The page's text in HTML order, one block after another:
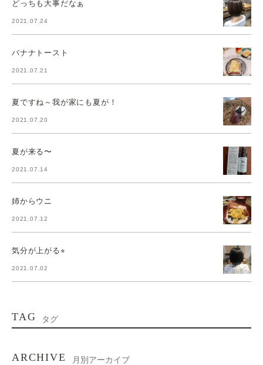
どっちも大事だなぁ
2021.07.24
バナナトースト
2021.07.21
夏ですね～我が家にも夏が！
2021.07.20
夏が来る〜
2021.07.14
姉からウニ
2021.07.12
気分が上がる⭐︎
2021.07.02
TAG タグ
ARCHIVE 月別アーカイブ